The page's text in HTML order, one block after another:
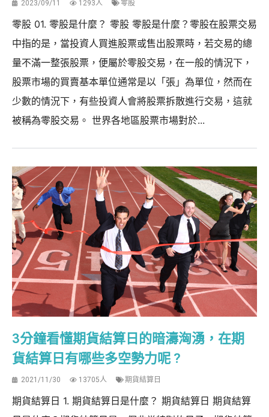
2023/09/11 1293人 零股
零股 01. 零股是什麼？ 零股 零股是什麼？零股在股票交易
中指的是，當投資人買進股票或售出股票時，若交易的總
量不滿一整張股票，便屬於零股交易，在一般的情況下，
股票市場的買賣基本單位通常是以「張」為單位，然而在
少數的情況下，有些投資人會將股票拆散進行交易，這就
被稱為零股交易。 世界各地區股票市場對於...
3分鐘看懂期貨結算日的暗濤洶湧，在期
貨結算日有哪些多空勢力呢 ?
2021/11/30 13705人 期貨結算日
期貨結算日 1. 期貨結算日是什麼？ 期貨結算日 期貨結算